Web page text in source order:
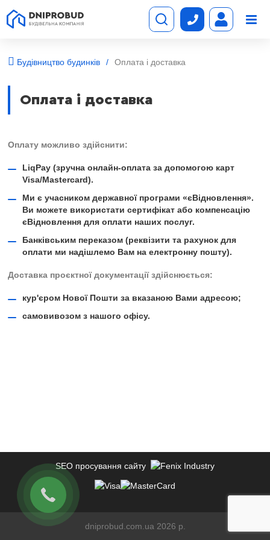
Будівництво будинків Оплата і доставка
Оплата і доставка
Оплату можливо здійснити:
LiqPay (зручна онлайн-оплата за допомогою карт
Visa/Mastercard).
Ми є учасником державної програми «єВідновлення».
Ви можете використати сертифікат або компенсацію
єВідновлення для оплати наших послуг.
Банківським переказом (реквізити та рахунок для
оплати ми надішлемо Вам на електронну пошту).
Доставка проєктної документації здійснюється:
кур'єром Нової Пошти за вказаною Вами адресою;
самовивозом з нашого офісу.
dniprobud.com.ua 2026 р.
SEO просування сайту